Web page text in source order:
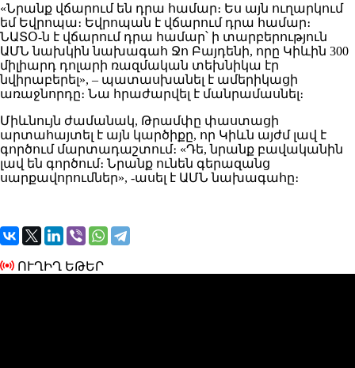
«Նրանք վճարում են դրա համար։ Ես այն ուղարկում
եմ Եվրոպա։ Եվրոպան է վճարում դրա համար։
ՆԱՏՕ-ն է վճարում դրա համար՝ ի տարբերություն
ԱՄՆ նախկին նախագահ Ջո Բայդենի, որը Կիևին 300
միլիարդ դոլարի ռազմական տեխնիկա էր
նվիրաբերել», – պատասխանել է ամերիկացի
առաջնորդը։ Նա հրաժարվել է մանրամասնել։
Միևնույն ժամանակ, Թրամփը փաստացի
արտահայտել է այն կարծիքը, որ Կիևն այժմ լավ է
գործում մարտադաշտում։ «Դե, նրանք բավականին
լավ են գործում։ Նրանք ունեն գերազանց
սարքավորումներ», -ասել է ԱՄՆ նախագահը։
ՈՒՂԻՂ ԵԹԵՐ